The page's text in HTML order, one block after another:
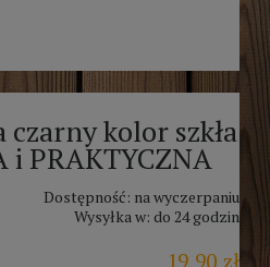
kolor szkła
i PRAKTYCZNA
Dostępność: na wyczerpaniu
Wysyłka w: do 24 godzin
19,90 zł